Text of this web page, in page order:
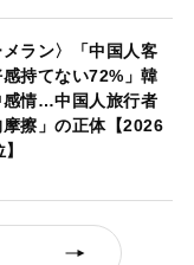
メラン〉「中国人客
持てない72%」韓
感情…中国人旅行者
擦」の正体【2026